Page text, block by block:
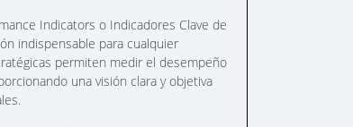
Indicators o Indicadores Clave de
indispensable para cualquier
permiten medir el desempeño
una visión clara y objetiva